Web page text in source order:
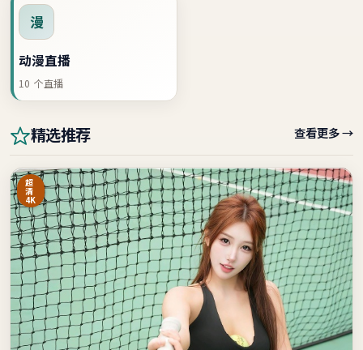
漫
动漫直播
10 个直播
精选推荐 查看更多 →
超
清
4K